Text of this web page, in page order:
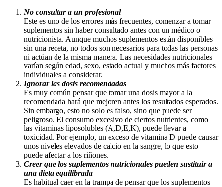
No consultar a un profesional
Este es uno de los errores más frecuentes, comenzar a tomar
suplementos sin haber consultado antes con un médico o
nutricionista. Aunque muchos suplementos están disponibles
sin una receta, no todos son necesarios para todas las personas
ni actúan de la misma manera. Las necesidades nutricionales
varían según edad, sexo, estado actual y muchos más factores
individuales a considerar.
Ignorar las dosis recomendadas
Es muy común pensar que tomar una dosis mayor a la
recomendada hará que mejoren antes los resultados esperados.
Sin embargo, esto no solo es falso, sino que puede ser
peligroso. El consumo excesivo de ciertos nutrientes, como
las vitaminas liposolubles (A,D,E,K), puede llevar a
toxicidad. Por ejemplo, un exceso de vitamina D puede causar
unos niveles elevados de calcio en la sangre, lo que esto
puede afectar a los riñones.
Creer que los suplementos nutricionales pueden sustituir a
una dieta equilibrada
Es habitual caer en la trampa de pensar que los suplementos